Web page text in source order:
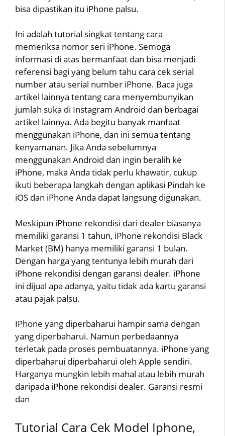
bisa dipastikan itu iPhone palsu.
Ini adalah tutorial singkat tentang cara
memeriksa nomor seri iPhone. Semoga
informasi di atas bermanfaat dan bisa menjadi
referensi bagi yang belum tahu cara cek serial
number atau serial number iPhone. Baca juga
artikel lainnya tentang cara menyembunyikan
jumlah suka di Instagram Android dan berbagai
artikel lainnya. Ada begitu banyak manfaat
menggunakan iPhone, dan ini semua tentang
kenyamanan. Jika Anda sebelumnya
menggunakan Android dan ingin beralih ke
iPhone, maka Anda tidak perlu khawatir, cukup
ikuti beberapa langkah dengan aplikasi Pindah ke
iOS dan iPhone Anda dapat langsung digunakan.
Meskipun iPhone rekondisi dari dealer biasanya
memiliki garansi 1 tahun, iPhone rekondisi Black
Market (BM) hanya memiliki garansi 1 bulan.
Dengan harga yang tentunya lebih murah dari
iPhone rekondisi dengan garansi dealer. iPhone
ini dijual apa adanya, yaitu tidak ada kartu garansi
atau pajak palsu.
IPhone yang diperbaharui hampir sama dengan
yang diperbaharui. Namun perbedaannya
terletak pada proses pembuatannya. iPhone yang
diperbaharui diperbaharui oleh Apple sendiri.
Harganya mungkin lebih mahal atau lebih murah
daripada iPhone rekondisi dealer. Garansi resmi
dan
Tutorial Cara Cek Model Iphone,